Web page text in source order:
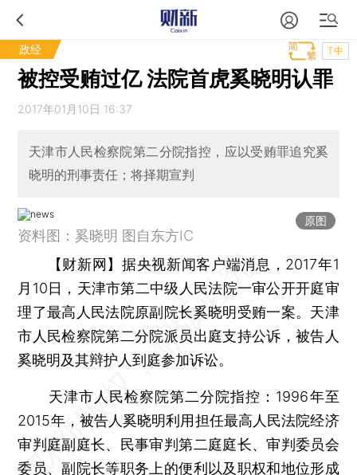
政经 T中
被控受贿过亿 法院首虎奚晓明认罪
2017年01月10日 16:37
天津市人民检察院第二分院指控，应以受贿罪追究奚
晓明的刑事责任；将择期宣判
原图
资料图：奚晓明 图自东方IC
【财新网】据央视新闻客户端消息，2017年1
月10日，天津市第二中级人民法院一审公开开庭审
理了最高人民法院原副院长奚晓明受贿一案。天津
市人民检察院第二分院派员出庭支持公诉，被告人
奚晓明及其辩护人到庭参加诉讼。
天津市人民检察院第二分院指控：1996年至
2015年，被告人奚晓明利用担任最高人民法院经济
审判庭副庭长、民事审判第二庭庭长、审判委员会
委员、副院长等职务上的便利以及职权和地位形成